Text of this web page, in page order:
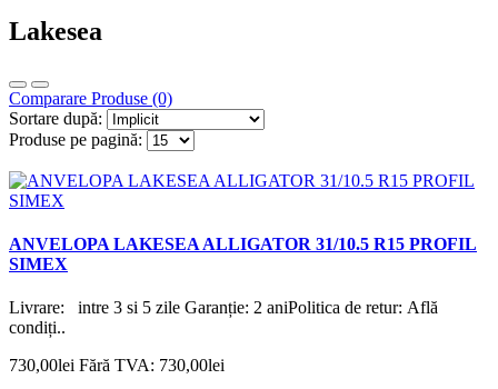
Lakesea
Comparare Produse (0)
Sortare după:
Produse pe pagină:
ANVELOPA LAKESEA ALLIGATOR 31/10.5 R15 PROFIL
SIMEX
Livrare: intre 3 si 5 zile Garanție: 2 aniPolitica de retur: Află
condiți..
730,00lei Fără TVA: 730,00lei